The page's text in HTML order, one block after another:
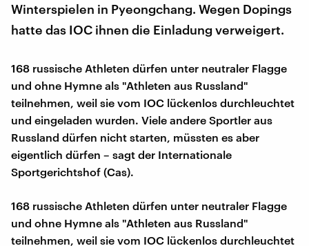
Winterspielen in Pyeongchang. Wegen Dopings
hatte das IOC ihnen die Einladung verweigert.
168 russische Athleten dürfen unter neutraler Flagge
und ohne Hymne als "Athleten aus Russland"
teilnehmen, weil sie vom IOC lückenlos durchleuchtet
und eingeladen wurden. Viele andere Sportler aus
Russland dürfen nicht starten, müssten es aber
eigentlich dürfen – sagt der Internationale
Sportgerichtshof (Cas).
168 russische Athleten dürfen unter neutraler Flagge
und ohne Hymne als "Athleten aus Russland"
teilnehmen, weil sie vom IOC lückenlos durchleuchtet